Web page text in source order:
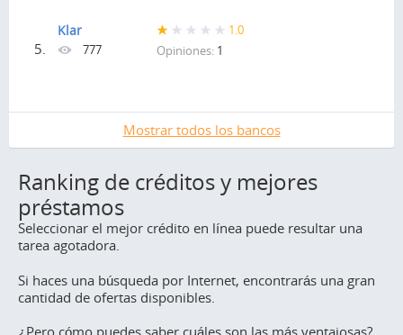
5.
Klar
777
1.0
Opiniones: 1
Mostrar todos los bancos
Ranking de créditos y mejores
préstamos
Seleccionar el mejor crédito en línea puede resultar una
tarea agotadora.
Si haces una búsqueda por Internet, encontrarás una gran
cantidad de ofertas disponibles.
¿Pero cómo puedes saber cuáles son las más ventajosas?